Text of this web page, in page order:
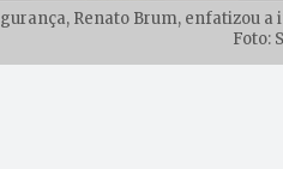
Renato Brum, enfatizou
Foto: